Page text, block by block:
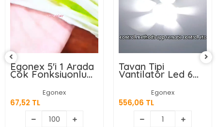
Egonex 5'i 1 Arada
Çok Fonksiyonlu
Meyve Sebze
Soyacağı, Jülyen
Dilimleyici ve Şişe
Açacağı – Ahşap
Saplı Paslanmaz
Çelik
Egonex
67,52 TL
Tavan Tipi
Vantilatör Led 6
Kanatlı
Egonex
556,06 TL